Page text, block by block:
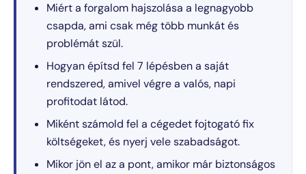
Miért a forgalom hajszolása a legnagyobb
csapda, ami csak még több munkát és
problémát szül.
Hogyan építsd fel 7 lépésben a saját
rendszered, amivel végre a valós, napi
profitodat látod.
Miként számold fel a cégedet fojtogató fix
költségeket, és nyerj vele szabadságot.
Mikor jön el az a pont, amikor már biztonságos